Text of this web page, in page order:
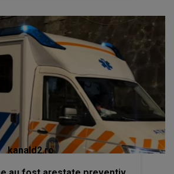
kanald2.ro